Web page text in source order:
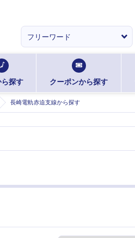
探す クーポンから探す
長崎電軌赤迫支線から探す